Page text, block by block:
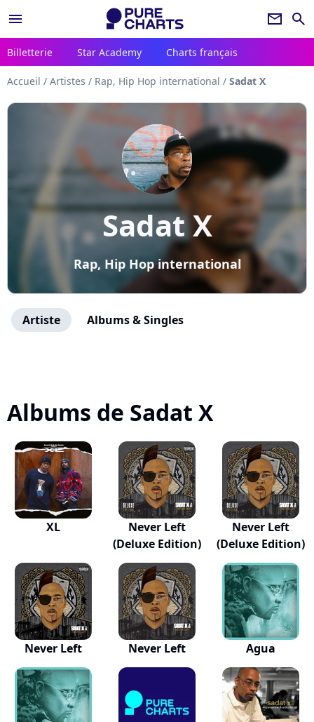
menu newsletter search
Billetterie Star Academy Charts français
Accueil / Artistes / Rap, Hip Hop international / Sadat X
Sadat X
Rap, Hip Hop international
Artiste Albums & Singles
Albums de Sadat X
XL
Never Left
(Deluxe Edition)
Never Left
(Deluxe Edition)
Never Left Never Left Agua